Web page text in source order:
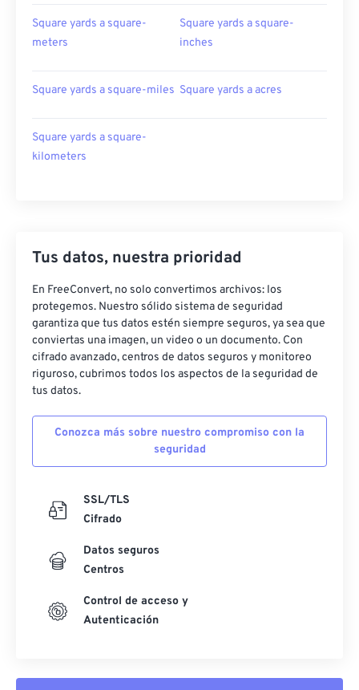
Square yards a square-
meters
Square yards a square-
inches
Square yards a square-miles Square yards a acres
Square yards a square-
kilometers
Tus datos, nuestra prioridad
En FreeConvert, no solo convertimos archivos: los
protegemos. Nuestro sólido sistema de seguridad
garantiza que tus datos estén siempre seguros, ya sea que
conviertas una imagen, un video o un documento. Con
cifrado avanzado, centros de datos seguros y monitoreo
riguroso, cubrimos todos los aspectos de la seguridad de
tus datos.
Conozca más sobre nuestro compromiso con la
seguridad
SSL/TLS
Cifrado
Datos seguros
Centros
Control de acceso y
Autenticación